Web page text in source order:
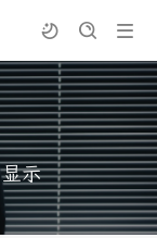
示